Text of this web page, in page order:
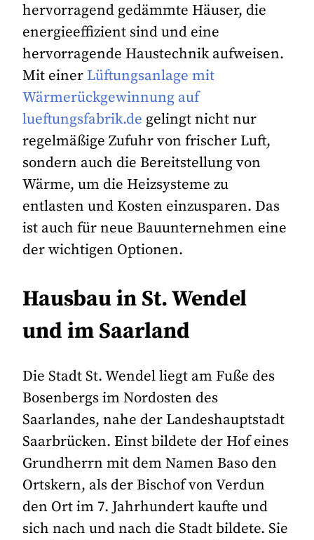
hervorragend gedämmte Häuser, die
energieeffizient sind und eine
hervorragende Haustechnik aufweisen.
Mit einer Lüftungsanlage mit
Wärmerückgewinnung auf
lueftungsfabrik.de gelingt nicht nur
regelmäßige Zufuhr von frischer Luft,
sondern auch die Bereitstellung von
Wärme, um die Heizsysteme zu
entlasten und Kosten einzusparen. Das
ist auch für neue Bauunternehmen eine
der wichtigen Optionen.
Hausbau in St. Wendel
und im Saarland
Die Stadt St. Wendel liegt am Fuße des
Bosenbergs im Nordosten des
Saarlandes, nahe der Landeshauptstadt
Saarbrücken. Einst bildete der Hof eines
Grundherrn mit dem Namen Baso den
Ortskern, als der Bischof von Verdun
den Ort im 7. Jahrhundert kaufte und
sich nach und nach die Stadt bildete. Sie